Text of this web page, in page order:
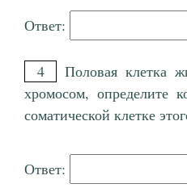
Ответ:
4
Половая клетка
хромосом, определите
соматической клетке
Ответ: